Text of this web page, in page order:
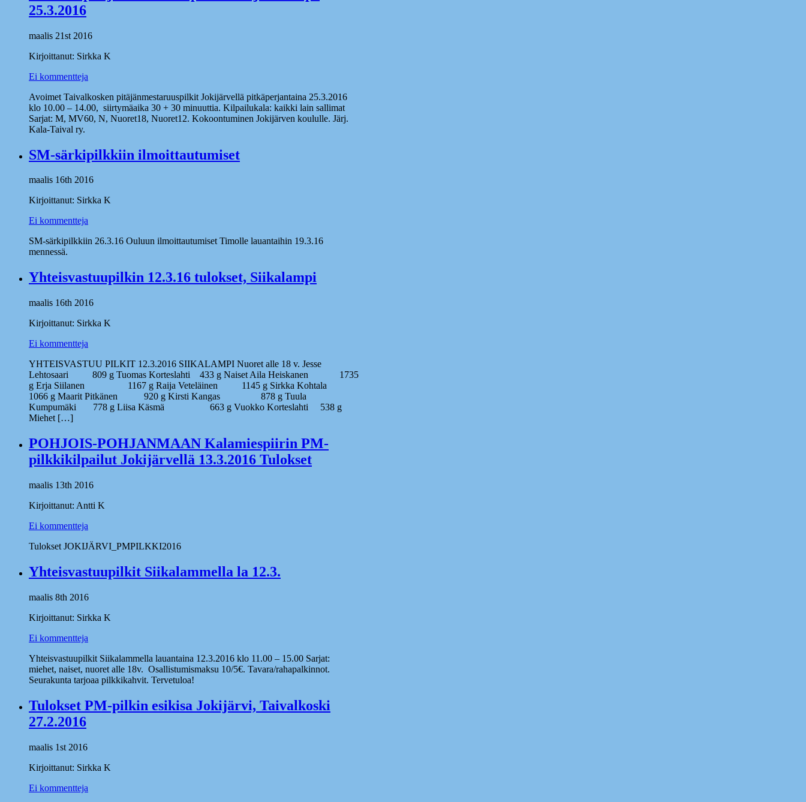
25.3.2016
maalis 21st 2016
Kirjoittanut: Sirkka K
Ei kommentteja
Avoimet Taivalkosken pitäjänmestaruuspilkit Jokijärvellä pitkäperjantaina 25.3.2016
klo 10.00 – 14.00, siirtymäaika 30 + 30 minuuttia. Kilpailukala: kaikki lain sallimat
Sarjat: M, MV60, N, Nuoret18, Nuoret12. Kokoontuminen Jokijärven koululle. Järj.
Kala-Taival ry.
SM-särkipilkkiin ilmoittautumiset
maalis 16th 2016
Kirjoittanut: Sirkka K
Ei kommentteja
SM-särkipilkkiin 26.3.16 Ouluun ilmoittautumiset Timolle lauantaihin 19.3.16
mennessä.
Yhteisvastuupilkin 12.3.16 tulokset, Siikalampi
maalis 16th 2016
Kirjoittanut: Sirkka K
Ei kommentteja
YHTEISVASTUU PILKIT 12.3.2016 SIIKALAMPI Nuoret alle 18 v. Jesse
Lehtosaari 809 g Tuomas Korteslahti 433 g Naiset Aila Heiskanen 1735
g Erja Siilanen 1167 g Raija Veteläinen 1145 g Sirkka Kohtala
1066 g Maarit Pitkänen 920 g Kirsti Kangas 878 g Tuula
Kumpumäki 778 g Liisa Käsmä 663 g Vuokko Korteslahti 538 g
Miehet […]
POHJOIS-POHJANMAAN Kalamiespiirin PM-
pilkkikilpailut Jokijärvellä 13.3.2016 Tulokset
maalis 13th 2016
Kirjoittanut: Antti K
Ei kommentteja
Tulokset JOKIJÄRVI_PMPILKKI2016
Yhteisvastuupilkit Siikalammella la 12.3.
maalis 8th 2016
Kirjoittanut: Sirkka K
Ei kommentteja
Yhteisvastuupilkit Siikalammella lauantaina 12.3.2016 klo 11.00 – 15.00 Sarjat:
miehet, naiset, nuoret alle 18v. Osallistumismaksu 10/5€. Tavara/rahapalkinnot.
Seurakunta tarjoaa pilkkikahvit. Tervetuloa!
Tulokset PM-pilkin esikisa Jokijärvi, Taivalkoski
27.2.2016
maalis 1st 2016
Kirjoittanut: Sirkka K
Ei kommentteja